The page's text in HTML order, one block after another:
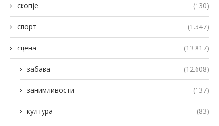
скопје (130)
спорт (1.347)
сцена (13.817)
забава (12.608)
занимливости (137)
култура (83)